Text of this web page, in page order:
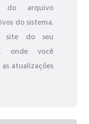
do arquivo
do sistema.
site do seu
onde você
atualizações